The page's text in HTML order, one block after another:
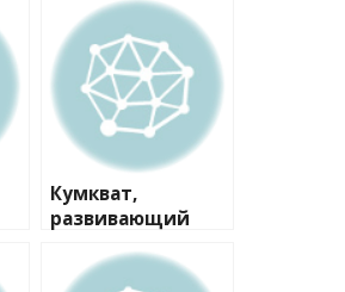
Кумкват,
развивающий